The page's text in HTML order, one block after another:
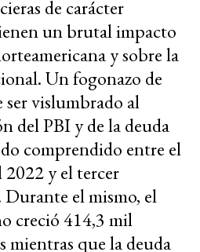
de carácter
un brutal impacto
y sobre la
Un fogonazo de
ser vislumbrado al
del PBI y de la deuda
comprendido entre el
y el tercer
el mismo, el
creció 414,3 mil
mientras que la deuda